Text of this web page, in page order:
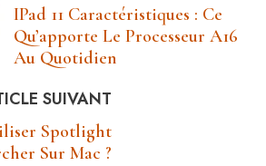
IPad 11 Caractéristiques : Ce
Qu’apporte Le Processeur A16
Au Quotidien
SUIVANT
Spotlight
Sur Mac ?